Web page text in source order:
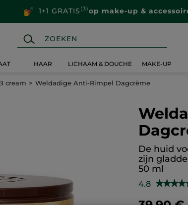
1+1 GRATIS (3)op make-up &
HAAR LICHAAM & DOUCHE MAKE-UP
cream Weldadige Anti-Rimpel Dagcrème
De huid
zijn
50 ml
4.8
de
39,90 €